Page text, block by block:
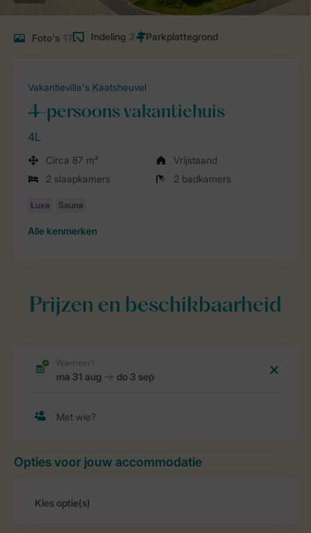
Foto's 17 Indeling 2
Vakantievilla's Kaatsheuvel
4-persoons vakantiehuis
4L
Circa 87 m²
Vrijstaand
2 slaapkamers
2 badkamers
Alle kenmerken
Prijzen en beschikbaarheid
Opties voor jouw accommodatie